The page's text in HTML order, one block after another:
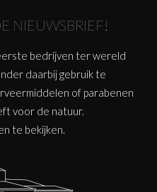
NIEUWSBRIEF!
bedrijven ter wereld
daarbij gebruik te
of parabenen
voor de natuur.
te bekijken.